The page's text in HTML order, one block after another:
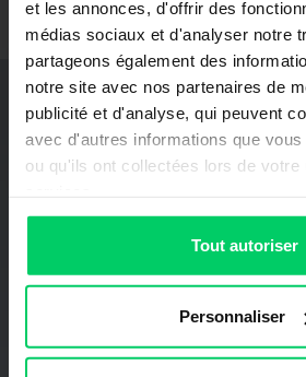
et les annonces, d'offrir des
médias sociaux et d'analyser notre
partageons également des
notre site avec nos partenaires de
publicité et d'analyse, qui peuvent
avec d'autres informations que
ou qu'ils ont collectées lors de votre
Tout autoriser
Personnaliser
Technical Sales Consultant
Charles Carr
Johannesbourg | Johannesburg &
charles.carr@grass.co.za